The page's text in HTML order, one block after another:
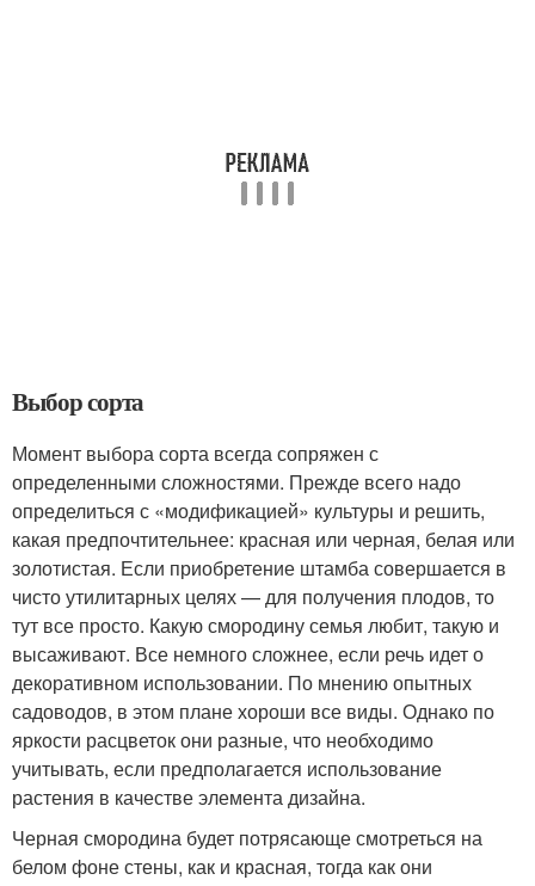
Выбор сорта
Момент выбора сорта всегда сопряжен с
определенными сложностями. Прежде всего надо
определиться с «модификацией» культуры и решить,
какая предпочтительнее: красная или черная, белая или
золотистая. Если приобретение штамба совершается в
чисто утилитарных целях — для получения плодов, то
тут все просто. Какую смородину семья любит, такую и
высаживают. Все немного сложнее, если речь идет о
декоративном использовании. По мнению опытных
садоводов, в этом плане хороши все виды. Однако по
яркости расцветок они разные, что необходимо
учитывать, если предполагается использование
растения в качестве элемента дизайна.
Черная смородина будет потрясающе смотреться на
белом фоне стены, как и красная, тогда как они